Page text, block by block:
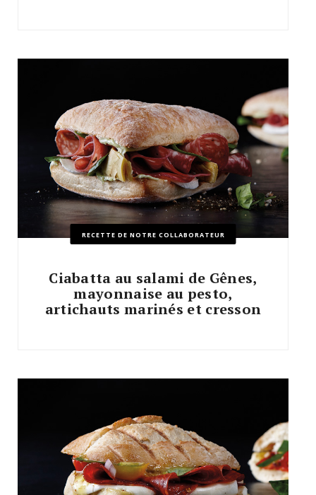
RECETTE DE NOTRE COLLABORATEUR
Ciabatta au salami de Gênes,
mayonnaise au pesto,
artichauts marinés et cresson